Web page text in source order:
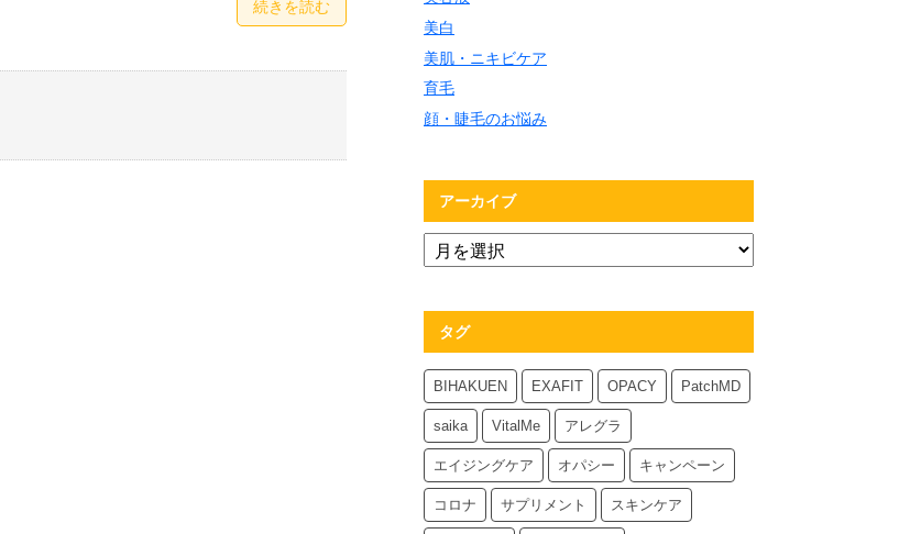
続きを読む
美白
美肌・ニキビケア
育毛
顔・睫毛のお悩み
アーカイブ
タグ
BIHAKUEN EXAFIT OPACY PatchMD
saika VitalMe アレグラ
エイジングケア オパシー キャンペーン
コロナ サプリメント スキンケア